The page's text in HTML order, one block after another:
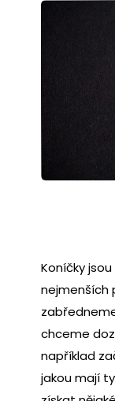
Koníčky
nejmenších
chceme
například
jakou mají